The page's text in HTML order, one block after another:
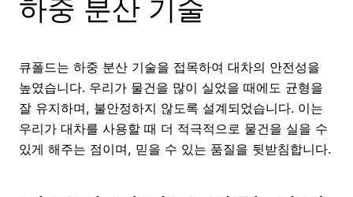
하중 분산 기술
큐폴드는 하중 분산 기술을 접목하여 대차의 안전성을
높였습니다. 우리가 물건을 많이 실었을 때에도 균형을
잘 유지하며, 불안정하지 않도록 설계되었습니다. 이는
우리가 대차를 사용할 때 더 적극적으로 물건을 실을 수
있게 해주는 점이며, 믿을 수 있는 품질을 뒷받침합니다.